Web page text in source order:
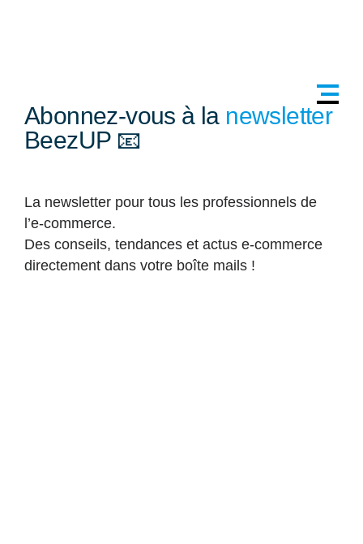
Abonnez-vous à la newsletter
BeezUP 📧
La newsletter pour tous les professionnels de
l’e-commerce.
Des conseils, tendances et actus e-commerce
directement dans votre boîte mails !